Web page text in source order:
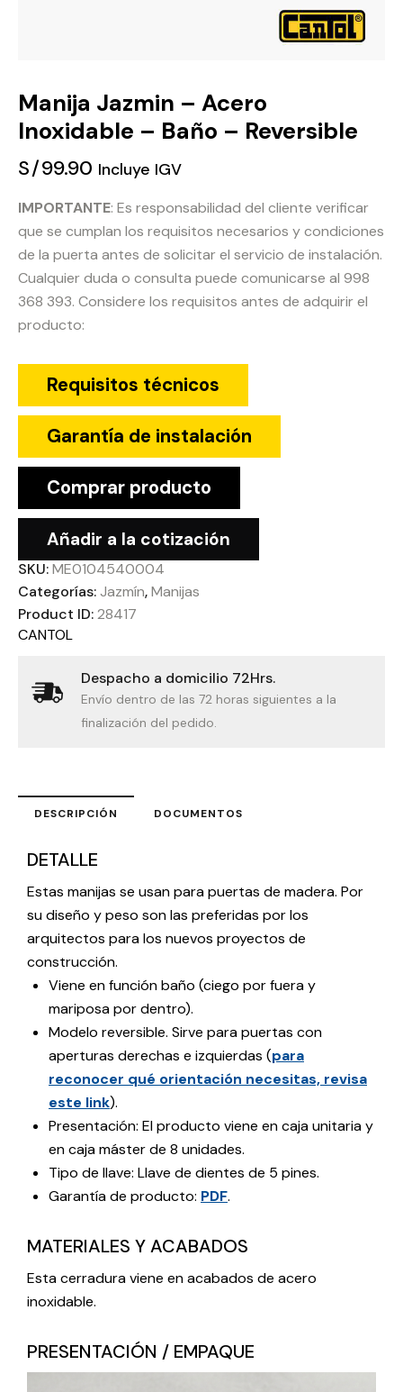
Manija Jazmin – Acero
Inoxidable – Baño – Reversible
S/99.90 Incluye IGV
IMPORTANTE: Es responsabilidad del cliente verificar
que se cumplan los requisitos necesarios y condiciones
de la puerta antes de solicitar el servicio de instalación.
Cualquier duda o consulta puede comunicarse al 998
368 393. Considere los requisitos antes de adquirir el
producto:
Requisitos técnicos
Garantía de instalación
Comprar producto
Añadir a la cotización
SKU:ME0104540004
Categorías:Jazmín,Manijas
Product ID:28417
CANTOL
Despacho a domicilio 72Hrs.
Envío dentro de las 72 horas siguientes a la
finalización del pedido.
DESCRIPCIÓN DOCUMENTOS
DETALLE
Estas manijas se usan para puertas de madera. Por
su diseño y peso son las preferidas por los
arquitectos para los nuevos proyectos de
construcción.
Viene en función baño (ciego por fuera y
mariposa por dentro).
Modelo reversible. Sirve para puertas con
aperturas derechas e izquierdas (para
reconocer qué orientación necesitas, revisa
este link).
Presentación: El producto viene en caja unitaria y
en caja máster de 8 unidades.
Tipo de llave: Llave de dientes de 5 pines.
Garantía de producto: PDF.
MATERIALES Y ACABADOS
Esta cerradura viene en acabados de acero
inoxidable.
PRESENTACIÓN / EMPAQUE